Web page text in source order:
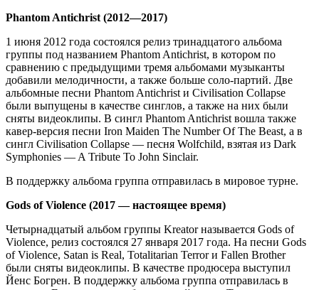
Phantom Antichrist (2012—2017)
1 июня 2012 года состоялся релиз тринадцатого альбома
группы под названием Phantom Antichrist, в котором по
сравнению с предыдущими тремя альбомами музыканты
добавили мелодичности, а также больше соло-партий. Две
альбомные песни Phantom Antichrist и Civilisation Collapse
были выпущены в качестве синглов, а также на них были
сняты видеоклипы. В сингл Phantom Antichrist вошла также
кавер-версия песни Iron Maiden The Number Of The Beast, а в
сингл Civilisation Collapse — песня Wolfchild, взятая из Dark
Symphonies — A Tribute To John Sinclair.
В поддержку альбома группа отправилась в мировое турне.
Gods of Violence (2017 — настоящее время)
Четырнадцатый альбом группы Kreator называется Gods of
Violence, релиз состоялся 27 января 2017 года. На песни Gods
of Violence, Satan is Real, Totalitarian Terror и Fallen Brother
были сняты видеоклипы. В качестве продюсера выступил
Йенс Богрен. В поддержку альбома группа отправилась в